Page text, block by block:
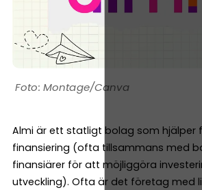
Montage/Canva
Almi är ett statligt bolag som hjälper
finansiering (ofta tillsammans med
finansiärer för att möjliggöra
utveckling). Ofta är det företag med